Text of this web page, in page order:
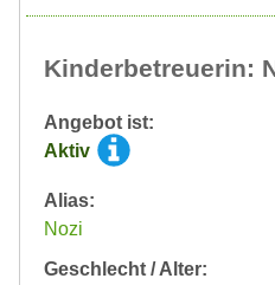
Kinderbetreuerin:
Angebot ist:
Aktiv
Alias:
Nozi
Geschlecht / Alter: